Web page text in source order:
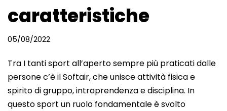
caratteristiche
05/08/2022
Tra I tanti sport all’aperto sempre più praticati dalle
persone c’è il Softair, che unisce attività fisica e
spirito di gruppo, intraprendenza e disciplina. In
questo sport un ruolo fondamentale è svolto